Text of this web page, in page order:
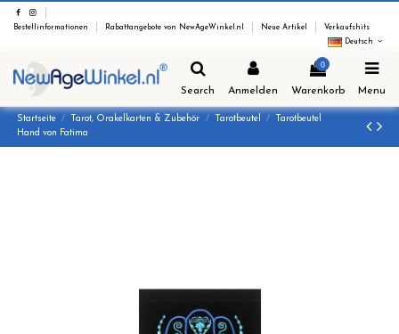
Bestellinformationen Rabattangebote von NewAgeWinkel.nl Neue Artikel
Verkaufshits
Deutsch
Search Anmelden
0
Warenkorb Menu
Startseite Tarot, Orakelkarten & Zubehör Tarotbeutel
Tarotbeutel
Hand von Fatima